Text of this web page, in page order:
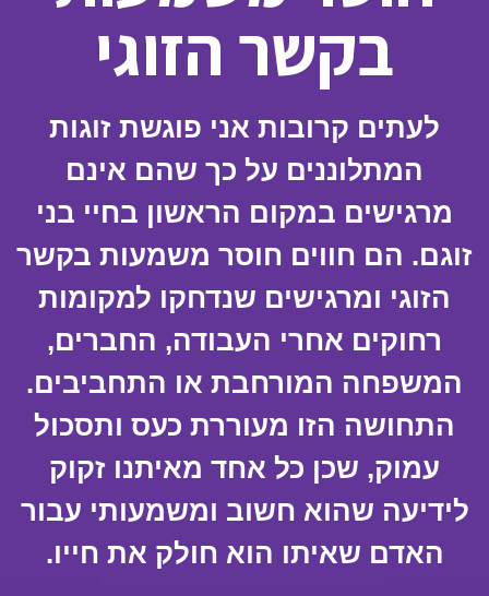
בקשר הזוגי
לעתים קרובות אני פוגשת זוגות
המתלוננים על כך שהם אינם
מרגישים במקום הראשון בחיי בני
זוגם. הם חווים חוסר משמעות בקשר
הזוגי ומרגישים שנדחקו למקומות
רחוקים אחרי העבודה, החברים,
המשפחה המורחבת או התחביבים.
התחושה הזו מעוררת כעס ותסכול
עמוק, שכן כל אחד מאיתנו זקוק
לידיעה שהוא חשוב ומשמעותי עבור
האדם שאיתו הוא חולק את חייו.